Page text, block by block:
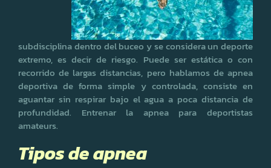
subdisciplina dentro del buceo y se considera un deporte
extremo, es decir de riesgo. Puede ser estática o con
recorrido de largas distancias, pero hablamos de apnea
deportiva de forma simple y controlada, consiste en
aguantar sin respirar bajo el agua a poca distancia de
profundidad. Entrenar la apnea para deportistas
amateurs.
Tipos de apnea